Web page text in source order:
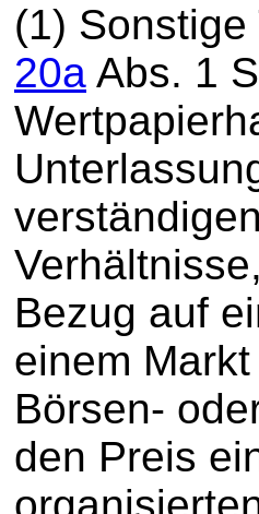
(1)
20a Abs. 1
Bezug auf
einem
Börsen-
den Preis